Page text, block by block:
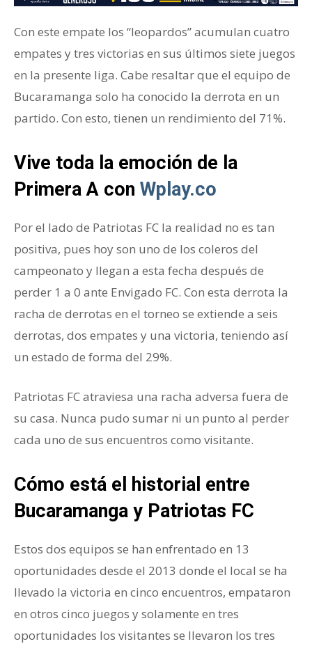
Con este empate los “leopardos” acumulan cuatro
empates y tres victorias en sus últimos siete juegos
en la presente liga. Cabe resaltar que el equipo de
Bucaramanga solo ha conocido la derrota en un
partido. Con esto, tienen un rendimiento del 71%.
Vive toda la emoción de la
Primera A con Wplay.co
Por el lado de Patriotas FC la realidad no es tan
positiva, pues hoy son uno de los coleros del
campeonato y llegan a esta fecha después de
perder 1 a 0 ante Envigado FC. Con esta derrota la
racha de derrotas en el torneo se extiende a seis
derrotas, dos empates y una victoria, teniendo así
un estado de forma del 29%.
Patriotas FC atraviesa una racha adversa fuera de
su casa. Nunca pudo sumar ni un punto al perder
cada uno de sus encuentros como visitante.
Cómo está el historial entre
Bucaramanga y Patriotas FC
Estos dos equipos se han enfrentado en 13
oportunidades desde el 2013 donde el local se ha
llevado la victoria en cinco encuentros, empataron
en otros cinco juegos y solamente en tres
oportunidades los visitantes se llevaron los tres